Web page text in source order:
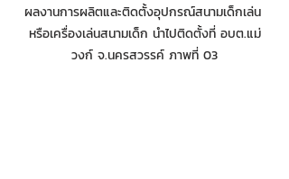
ผลงานการผลิตและติดตั้งอุปกรณ์สนามเด็กเล่น
หรือเครื่องเล่นสนามเด็ก นำไปติดตั้งที่ อบต.แม่
วงก์ จ.นครสวรรค์ ภาพที่ 03